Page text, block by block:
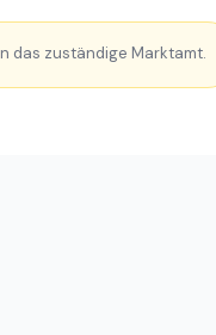
das zuständige Marktamt.